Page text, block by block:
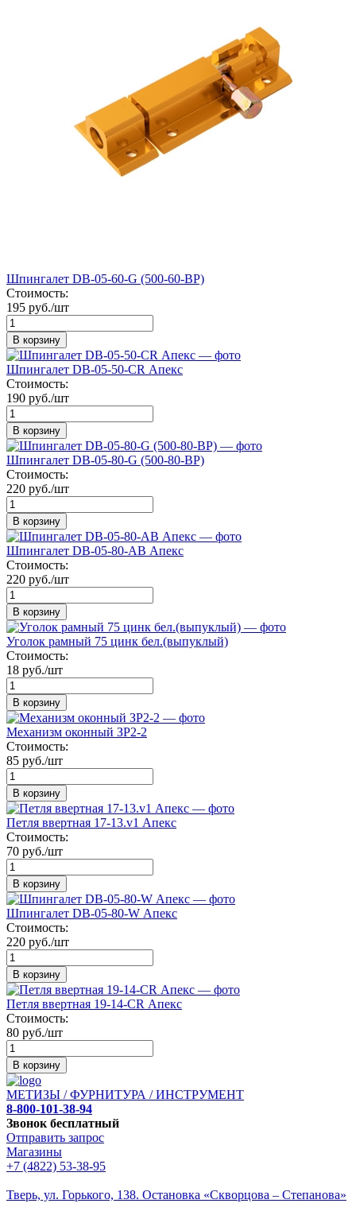
Шпингалет DB-05-60-G (500-60-BP)
Стоимость:
195 руб./шт
В корзину
Шпингалет DB-05-50-CR Апекс
Стоимость:
190 руб./шт
В корзину
Шпингалет DB-05-80-G (500-80-ВР)
Стоимость:
220 руб./шт
В корзину
Шпингалет DB-05-80-AB Апекс
Стоимость:
220 руб./шт
В корзину
Уголок рамный 75 цинк бел.(выпуклый)
Стоимость:
18 руб./шт
В корзину
Механизм оконный ЗР2-2
Стоимость:
85 руб./шт
В корзину
Петля ввертная 17-13.v1 Апекс
Стоимость:
70 руб./шт
В корзину
Шпингалет DB-05-80-W Апекс
Стоимость:
220 руб./шт
В корзину
Петля ввертная 19-14-CR Апекс
Стоимость:
80 руб./шт
В корзину
МЕТИЗЫ / ФУРНИТУРА / ИНСТРУМЕНТ
8-800-101-38-94
Звонок бесплатный
Отправить запрос
Магазины
+7 (4822) 53-38-95
Тверь, ул. Горького, 138. Остановка «Скворцова – Степанова»